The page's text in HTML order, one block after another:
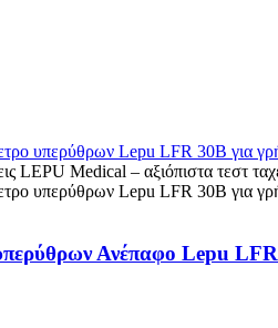
Ανέπαφο Lepu